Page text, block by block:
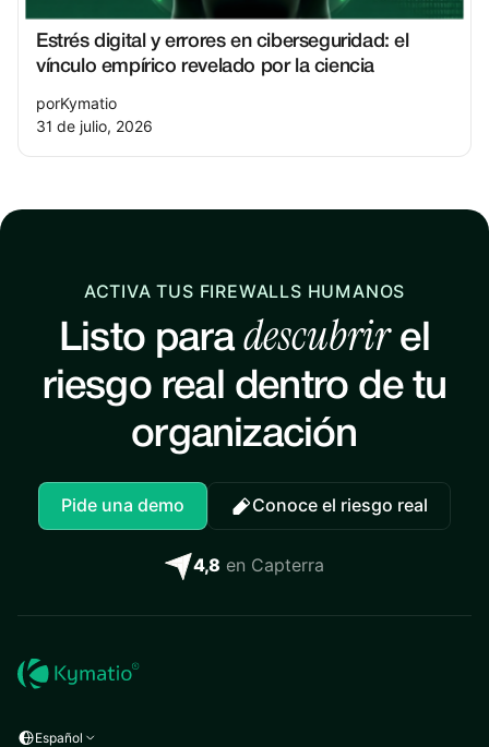
Estrés digital y errores en ciberseguridad: el
vínculo empírico revelado por la ciencia
porKymatio
31 de julio, 2026
ACTIVA TUS FIREWALLS HUMANOS
Listo paradescubrirel
riesgo real dentro de tu
organización
Pide una demo Conoce el riesgo real
4,8 en Capterra
Español